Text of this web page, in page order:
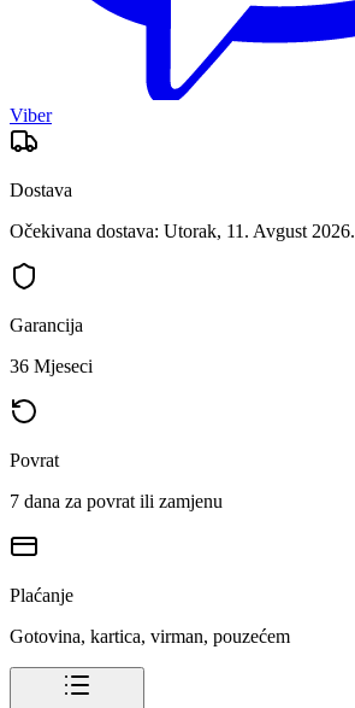
Viber
Dostava
Očekivana dostava: Utorak, 11. Avgust 2026.
Garancija
36 Mjeseci
Povrat
7 dana za povrat ili zamjenu
Plaćanje
Gotovina, kartica, virman, pouzećem